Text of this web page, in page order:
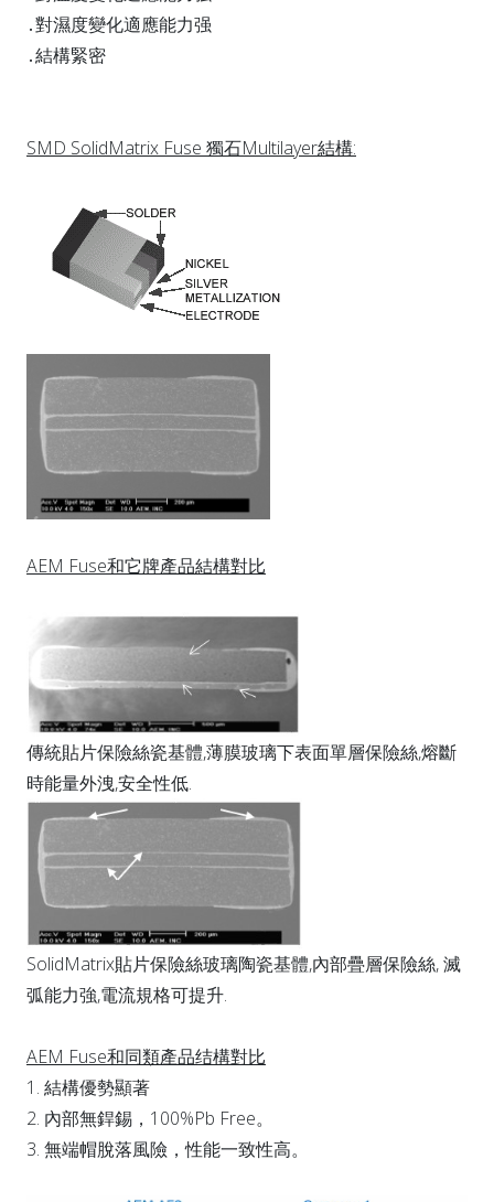
․對濕度變化適應能力强
․結構緊密
SMD SolidMatrix Fuse 獨石Multilayer結構:
AEM Fuse和它牌產品結構對比
傳統貼片保險絲瓷基體,薄膜玻璃下表面單層保險絲,熔斷
時能量外洩,安全性低.
SolidMatrix貼片保險絲玻璃陶瓷基體,內部疊層保險絲, 滅
弧能力強,電流規格可提升.
AEM Fuse和同類產品结構對比
1. 結構優勢顯著
2. 內部無銲錫，100%Pb Free。
3. 無端帽脫落風險，性能一致性高。